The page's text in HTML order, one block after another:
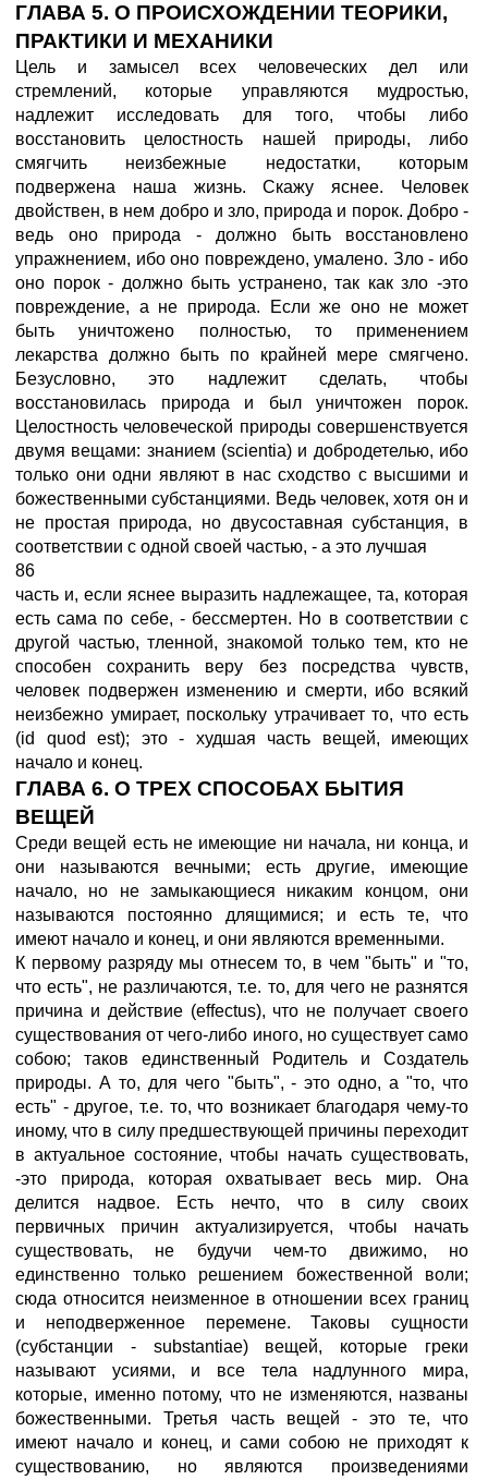
ГЛАВА 5. О ПРОИСХОЖДЕНИИ ТЕОРИКИ,
ПРАКТИКИ И МЕХАНИКИ
Цель и замысел всех человеческих дел или
стремлений, которые управляются мудростью,
надлежит исследовать для того, чтобы либо
восстановить целостность нашей природы, либо
смягчить неизбежные недостатки, которым
подвержена наша жизнь. Скажу яснее. Человек
двойствен, в нем добро и зло, природа и порок. Добро -
ведь оно природа - должно быть восстановлено
упражнением, ибо оно повреждено, умалено. Зло - ибо
оно порок - должно быть устранено, так как зло -это
повреждение, а не природа. Если же оно не может
быть уничтожено полностью, то применением
лекарства должно быть по крайней мере смягчено.
Безусловно, это надлежит сделать, чтобы
восстановилась природа и был уничтожен порок.
Целостность человеческой природы совершенствуется
двумя вещами: знанием (scientia) и добродетелью, ибо
только они одни являют в нас сходство с высшими и
божественными субстанциями. Ведь человек, хотя он и
не простая природа, но двусоставная субстанция, в
соответствии с одной своей частью, - а это лучшая
86
часть и, если яснее выразить надлежащее, та, которая
есть сама по себе, - бессмертен. Но в соответствии с
другой частью, тленной, знакомой только тем, кто не
способен сохранить веру без посредства чувств,
человек подвержен изменению и смерти, ибо всякий
неизбежно умирает, поскольку утрачивает то, что есть
(id quod est); это - худшая часть вещей, имеющих
начало и конец.
ГЛАВА 6. О ТРЕХ СПОСОБАХ БЫТИЯ
ВЕЩЕЙ
Среди вещей есть не имеющие ни начала, ни конца, и
они называются вечными; есть другие, имеющие
начало, но не замыкающиеся никаким концом, они
называются постоянно длящимися; и есть те, что
имеют начало и конец, и они являются временными.
К первому разряду мы отнесем то, в чем "быть" и "то,
что есть", не различаются, т.е. то, для чего не разнятся
причина и действие (effectus), что не получает своего
существования от чего-либо иного, но существует само
собою; таков единственный Родитель и Создатель
природы. А то, для чего "быть", - это одно, а "то, что
есть" - другое, т.е. то, что возникает благодаря чему-то
иному, что в силу предшествующей причины переходит
в актуальное состояние, чтобы начать существовать,
-это природа, которая охватывает весь мир. Она
делится надвое. Есть нечто, что в силу своих
первичных причин актуализируется, чтобы начать
существовать, не будучи чем-то движимо, но
единственно только решением божественной воли;
сюда относится неизменное в отношении всех границ
и неподверженное перемене. Таковы сущности
(субстанции - substantiae) вещей, которые греки
называют усиями, и все тела надлунного мира,
которые, именно потому, что не изменяются, названы
божественными. Третья часть вещей - это те, что
имеют начало и конец, и сами собою не приходят к
существованию, но являются произведениями